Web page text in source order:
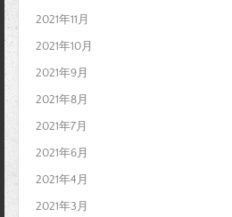
2021年11月
2021年10月
2021年9月
2021年8月
2021年7月
2021年6月
2021年4月
2021年3月